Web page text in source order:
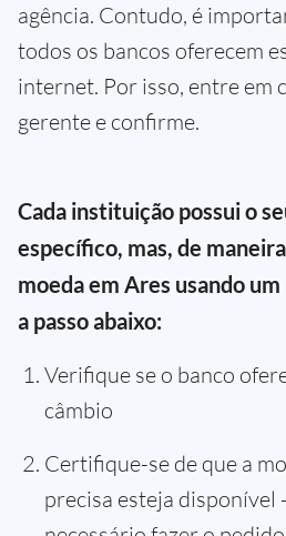
agência. Contudo, é
todos os bancos oferecem
internet. Por isso, entre em
gerente e confirme.
Cada instituição possui o
específico, mas, de
moeda em Ares usando um
a passo abaixo:
Verifique se o banco
câmbio
Certifique-se de que a
precisa esteja disponível